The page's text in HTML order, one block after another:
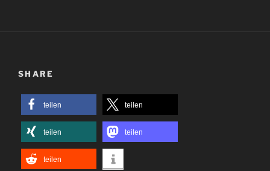
SHARE
teilen teilen
teilen teilen
teilen